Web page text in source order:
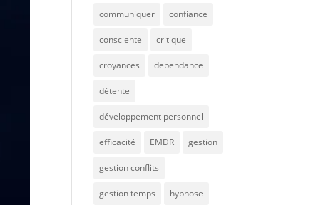
communiquer confiance
consciente critique
croyances dependance
détente
développement personnel
efficacité EMDR gestion
gestion conflits
gestion temps hypnose